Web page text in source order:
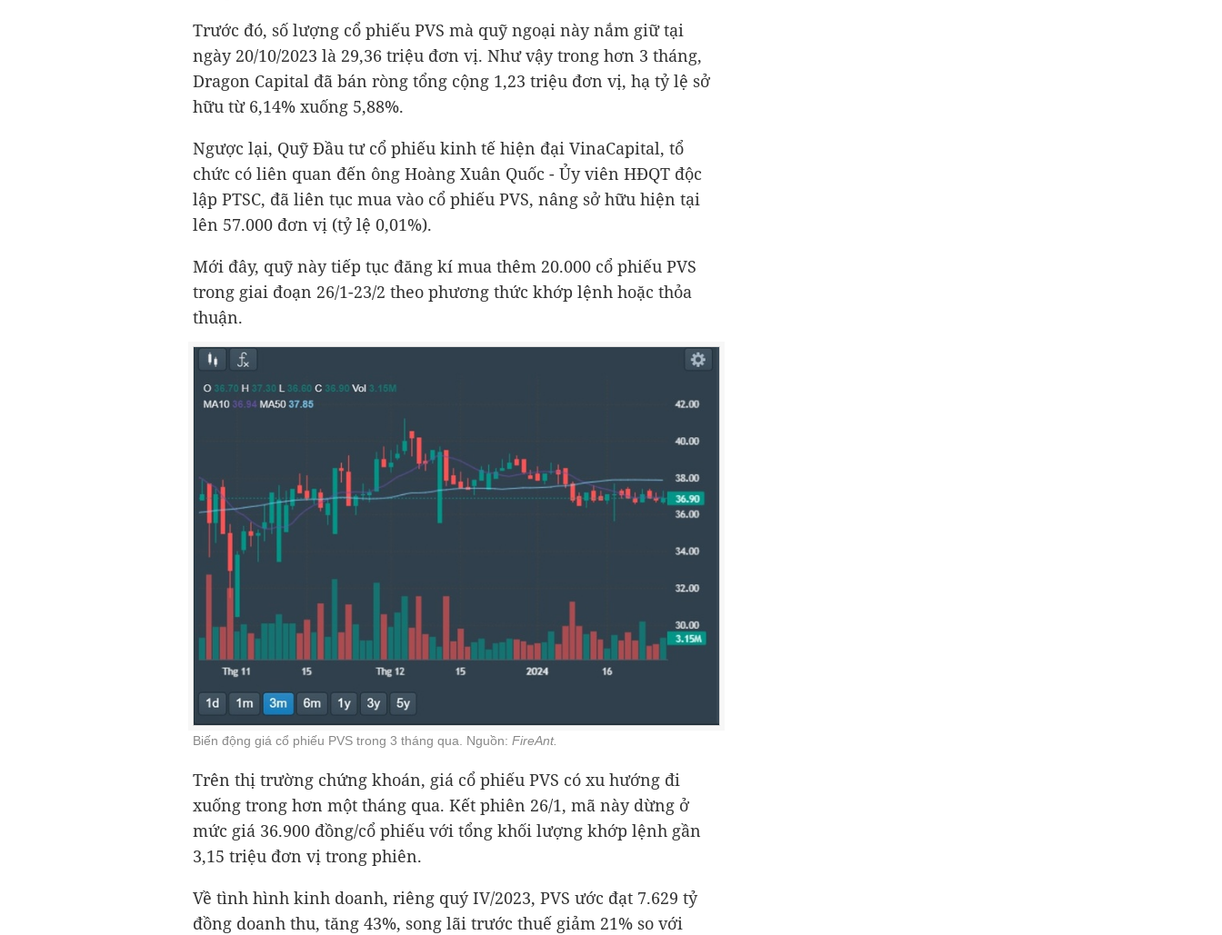
Trước đó, số lượng cổ phiếu PVS mà quỹ ngoại này nắm giữ tại
ngày 20/10/2023 là 29,36 triệu đơn vị. Như vậy trong hơn 3 tháng,
Dragon Capital đã bán ròng tổng cộng 1,23 triệu đơn vị, hạ tỷ lệ sở
hữu từ 6,14% xuống 5,88%.
Ngược lại, Quỹ Đầu tư cổ phiếu kinh tế hiện đại VinaCapital, tổ
chức có liên quan đến ông Hoàng Xuân Quốc - Ủy viên HĐQT độc
lập PTSC, đã liên tục mua vào cổ phiếu PVS, nâng sở hữu hiện tại
lên 57.000 đơn vị (tỷ lệ 0,01%).
Mới đây, quỹ này tiếp tục đăng kí mua thêm 20.000 cổ phiếu PVS
trong giai đoạn 26/1-23/2 theo phương thức khớp lệnh hoặc thỏa
thuận.
Biến động giá cổ phiếu PVS trong 3 tháng qua. Nguồn: FireAnt.
Trên thị trường chứng khoán, giá cổ phiếu PVS có xu hướng đi
xuống trong hơn một tháng qua. Kết phiên 26/1, mã này dừng ở
mức giá 36.900 đồng/cổ phiếu với tổng khối lượng khớp lệnh gần
3,15 triệu đơn vị trong phiên.
Về tình hình kinh doanh, riêng quý IV/2023, PVS ước đạt 7.629 tỷ
đồng doanh thu, tăng 43%, song lãi trước thuế giảm 21% so với